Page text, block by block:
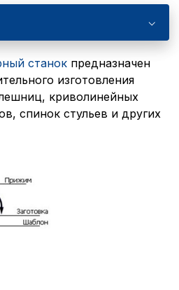
станок предназначен
изготовления
криволинейных
спинок стульев и других